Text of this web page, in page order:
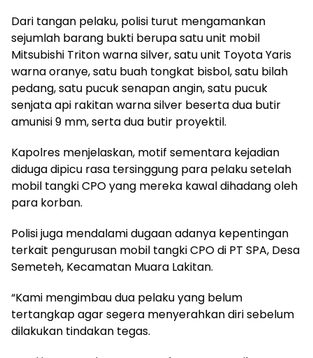
Dari tangan pelaku, polisi turut mengamankan
sejumlah barang bukti berupa satu unit mobil
Mitsubishi Triton warna silver, satu unit Toyota Yaris
warna oranye, satu buah tongkat bisbol, satu bilah
pedang, satu pucuk senapan angin, satu pucuk
senjata api rakitan warna silver beserta dua butir
amunisi 9 mm, serta dua butir proyektil.
Kapolres menjelaskan, motif sementara kejadian
diduga dipicu rasa tersinggung para pelaku setelah
mobil tangki CPO yang mereka kawal dihadang oleh
para korban.
Polisi juga mendalami dugaan adanya kepentingan
terkait pengurusan mobil tangki CPO di PT SPA, Desa
Semeteh, Kecamatan Muara Lakitan.
“Kami mengimbau dua pelaku yang belum
tertangkap agar segera menyerahkan diri sebelum
dilakukan tindakan tegas.